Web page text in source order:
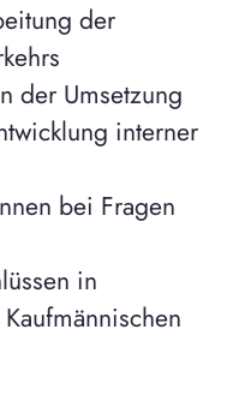
der
der Umsetzung
interner
bei Fragen
in